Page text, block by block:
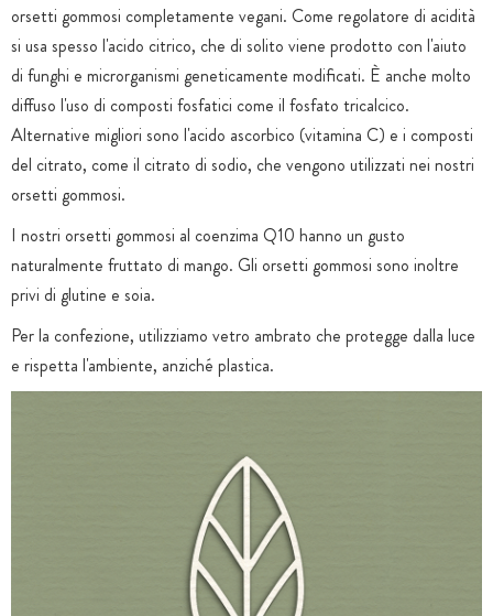
orsetti gommosi completamente vegani. Come regolatore di acidità
si usa spesso l'acido citrico, che di solito viene prodotto con l'aiuto
di funghi e microrganismi geneticamente modificati. È anche molto
diffuso l'uso di composti fosfatici come il fosfato tricalcico.
Alternative migliori sono l'acido ascorbico (vitamina C) e i composti
del citrato, come il citrato di sodio, che vengono utilizzati nei nostri
orsetti gommosi.
I nostri orsetti gommosi al coenzima Q10 hanno un gusto
naturalmente fruttato di mango. Gli orsetti gommosi sono inoltre
privi di glutine e soia.
Per la confezione, utilizziamo vetro ambrato che protegge dalla luce
e rispetta l'ambiente, anziché plastica.